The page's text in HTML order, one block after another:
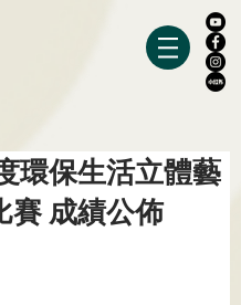
環保生活立體藝
賽 成績公佈